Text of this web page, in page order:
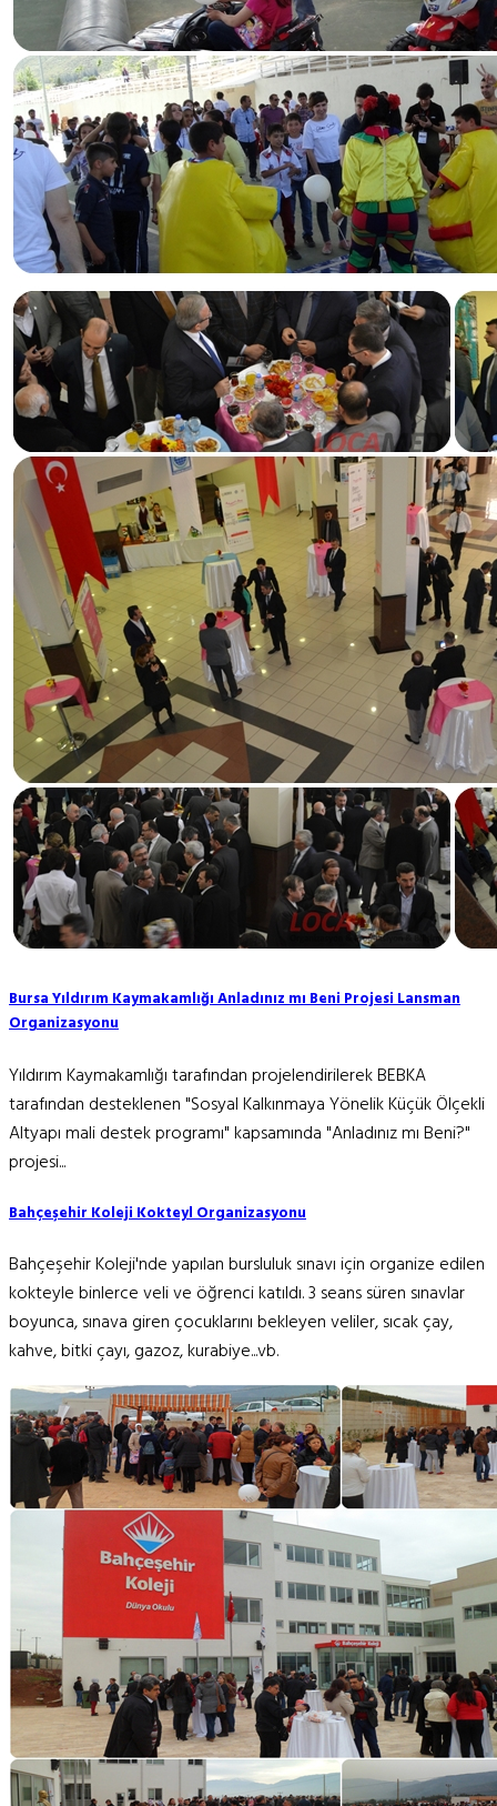
Bursa Yıldırım Kaymakamlığı Anladınız mı Beni Projesi Lansman
Organizasyonu
Yıldırım Kaymakamlığı tarafından projelendirilerek BEBKA
tarafından desteklenen "Sosyal Kalkınmaya Yönelik Küçük Ölçekli
Altyapı mali destek programı" kapsamında "Anladınız mı Beni?"
projesi...
Bahçeşehir Koleji Kokteyl Organizasyonu
Bahçeşehir Koleji'nde yapılan bursluluk sınavı için organize edilen
kokteyle binlerce veli ve öğrenci katıldı. 3 seans süren sınavlar
boyunca, sınava giren çocuklarını bekleyen veliler, sıcak çay,
kahve, bitki çayı, gazoz, kurabiye...vb.